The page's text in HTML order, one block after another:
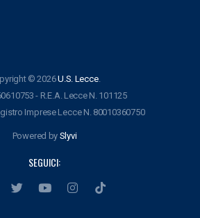
© 2026U.S. Lecce.
- R.E.A. Lecce N. 101125
Imprese Lecce N. 80010360750
Powered by Slyvi
SEGUICI: